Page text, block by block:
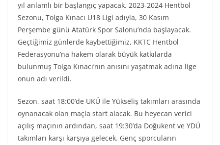
yıl anlamlı bir başlangıç yapacak. 2023-2024 Hentbol
Sezonu, Tolga Kınacı U18 Ligi adıyla, 30 Kasım
Perşembe günü Atatürk Spor Salonu’nda başlayacak.
Geçtiğimiz günlerde kaybettiğimiz, KKTC Hentbol
Federasyonu’na hakem olarak büyük katkılarda
bulunmuş Tolga Kınacı’nın anısını yaşatmak adına lige
onun adı verildi.
Sezon, saat 18:00’de UKÜ ile Yükseliş takımları arasında
oynanacak olan maçla start alacak. Bu heyecan verici
açılış maçının ardından, saat 19:30’da Doğukent ve YDÜ
takımları karşı karşıya gelecek. Genç sporcuların